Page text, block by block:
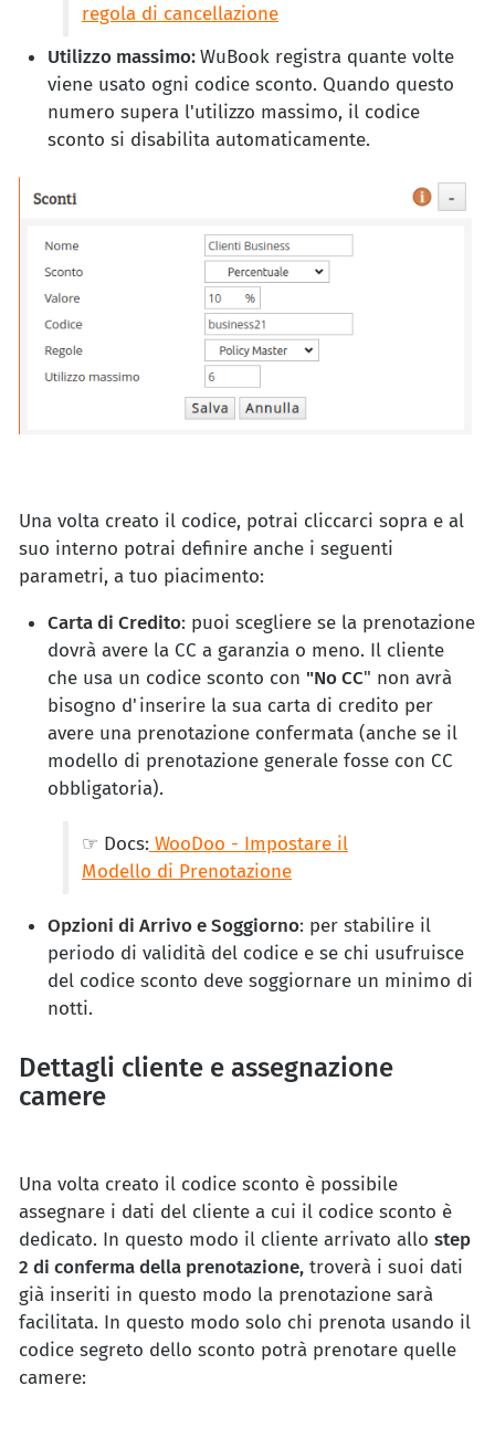
regola di cancellazione
Utilizzo massimo:WuBook registra quante volte
viene usato ogni codice sconto. Quando questo
numero supera l'utilizzo massimo, il codice
sconto si disabilita automaticamente.
Una volta creato il codice, potrai cliccarci sopra e al
suo interno potrai definire anche i seguenti
parametri, a tuo piacimento:
Carta di Credito: puoi scegliere se la prenotazione
dovrà avere la CC a garanzia o meno. Il cliente
che usa un codice sconto con "No CC" non avrà
bisogno d'inserire la sua carta di credito per
avere una prenotazione confermata (anche se il
modello di prenotazione generale fosse con CC
obbligatoria).
☞ Docs: WooDoo - Impostare il
Modello di Prenotazione
Opzioni di Arrivo e Soggiorno: per stabilire il
periodo di validità del codice e se chi usufruisce
del codice sconto deve soggiornare un minimo di
notti.
Dettagli cliente e assegnazione
camere
Una volta creato il codice sconto è possibile
assegnare i dati del cliente a cui il codice sconto è
dedicato. In questo modo il cliente arrivato allo step
2 di conferma della prenotazione, troverà i suoi dati
già inseriti in questo modo la prenotazione sarà
facilitata. In questo modo solo chi prenota usando il
codice segreto dello sconto potrà prenotare quelle
camere: